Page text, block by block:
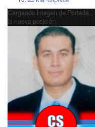
Cargando Imagen de Portada...
la nueva posición